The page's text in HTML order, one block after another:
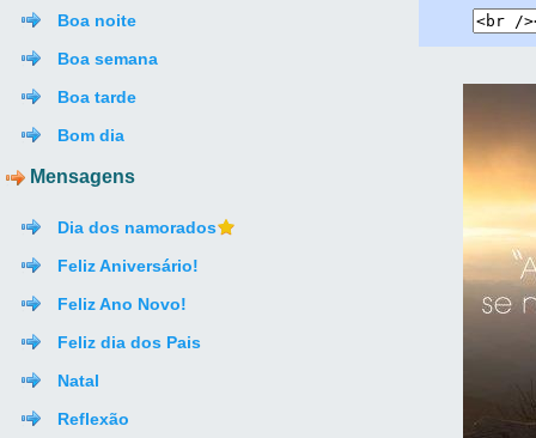
Boa noite
Boa semana
Boa tarde
Bom dia
Mensagens
Dia dos namorados
Feliz Aniversário!
Feliz Ano Novo!
Feliz dia dos Pais
Natal
Reflexão